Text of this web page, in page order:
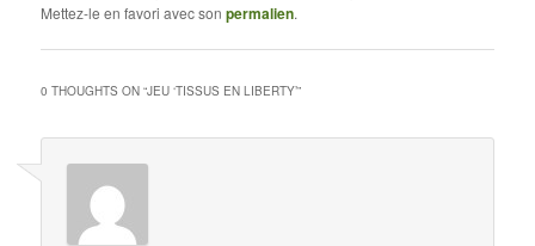
Mettez-le en favori avec sonpermalien.
0 THOUGHTS ON “JEU ‘TISSUS EN LIBERTY’”